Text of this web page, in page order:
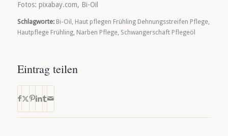
Fotos: pixabay.com, Bi-Oil
Schlagworte: Bi-Oil , Haut pflegen Frühling Dehnungsstreifen Pflege,
Hautpflege Frühling, Narben Pflege, Schwangerschaft Pflegeöl
Eintrag teilen